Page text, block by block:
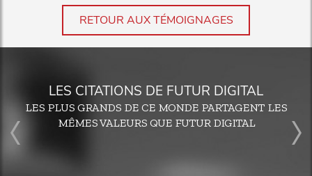
RETOUR AUX TÉMOIGNAGES
LES CITATIONS DE FUTUR DIGITAL
LES PLUS GRANDS DE CE MONDE PARTAGENT LES
MÊMES VALEURS QUE FUTUR DIGITAL